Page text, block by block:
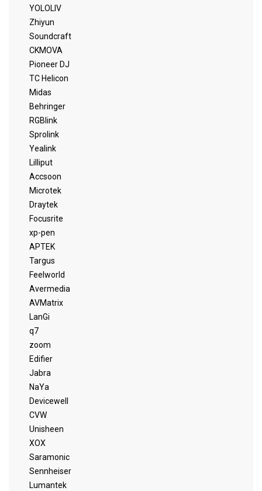
YOLOLIV
Zhiyun
Soundcraft
CKMOVA
Pioneer DJ
TC Helicon
Midas
Behringer
RGBlink
Sprolink
Yealink
Lilliput
Accsoon
Microtek
Draytek
Focusrite
xp-pen
APTEK
Targus
Feelworld
Avermedia
AVMatrix
LanGi
q7
zoom
Edifier
Jabra
NaYa
Devicewell
CVW
Unisheen
XOX
Saramonic
Sennheiser
Lumantek